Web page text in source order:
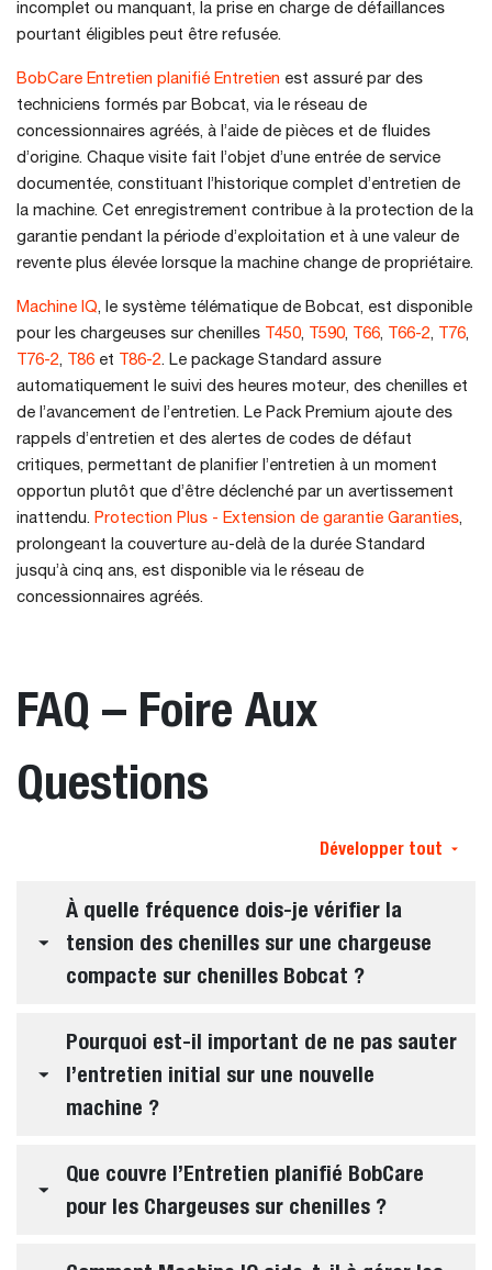
incomplet ou manquant, la prise en charge de défaillances
pourtant éligibles peut être refusée.
BobCare Entretien planifié Entretien est assuré par des
techniciens formés par Bobcat, via le réseau de
concessionnaires agréés, à l’aide de pièces et de fluides
d’origine. Chaque visite fait l’objet d’une entrée de service
documentée, constituant l’historique complet d’entretien de
la machine. Cet enregistrement contribue à la protection de la
garantie pendant la période d’exploitation et à une valeur de
revente plus élevée lorsque la machine change de propriétaire.
Machine IQ, le système télématique de Bobcat, est disponible
pour les chargeuses sur chenilles
T450, T590, T66, T66-2, T76,
T76-2, T86 et T86-2. Le package Standard assure
automatiquement le suivi des heures moteur, des chenilles et
de l’avancement de l’entretien. Le Pack Premium ajoute des
rappels d’entretien et des alertes de codes de défaut
critiques, permettant de planifier l’entretien à un moment
opportun plutôt que d’être déclenché par un avertissement
inattendu. Protection Plus - Extension de garantie Garanties,
prolongeant la couverture au-delà de la durée Standard
jusqu’à cinq ans, est disponible via le réseau de
concessionnaires agréés.
FAQ – Foire Aux
Questions
Développer tout
À quelle fréquence dois-je vérifier la
tension des chenilles sur une chargeuse
compacte sur chenilles Bobcat ?
Pourquoi est-il important de ne pas sauter
l’entretien initial sur une nouvelle
machine ?
Que couvre l’Entretien planifié BobCare
pour les Chargeuses sur chenilles ?